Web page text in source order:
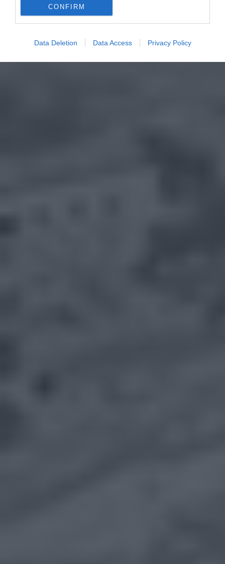
CONFIRM
Data Deletion Data Access Privacy Policy